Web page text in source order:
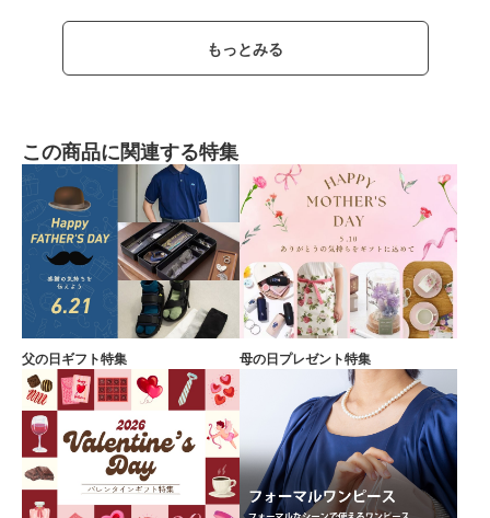
もっとみる
この商品に関連する特集
父の日ギフト特集 母の日プレゼント特集